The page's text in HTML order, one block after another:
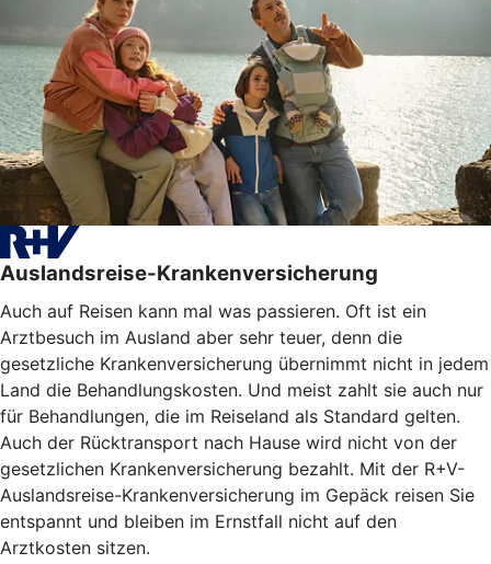
Auslandsreise-Krankenversicherung
Auch auf Reisen kann mal was passieren. Oft ist ein
Arztbesuch im Ausland aber sehr teuer, denn die
gesetzliche Krankenversicherung übernimmt nicht in jedem
Land die Behandlungskosten. Und meist zahlt sie auch nur
für Behandlungen, die im Reiseland als Standard gelten.
Auch der Rücktransport nach Hause wird nicht von der
gesetzlichen Krankenversicherung bezahlt. Mit der R+V-
Auslandsreise-Krankenversicherung im Gepäck reisen Sie
entspannt und bleiben im Ernstfall nicht auf den
Arztkosten sitzen.